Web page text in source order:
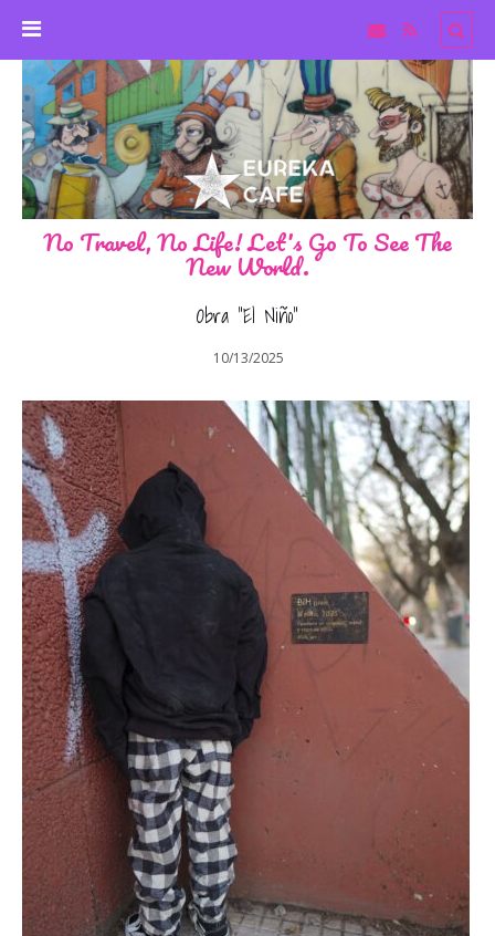
No Travel, No Life! Let's Go To See The
New World.
Obra “El Niño”
10/13/2025